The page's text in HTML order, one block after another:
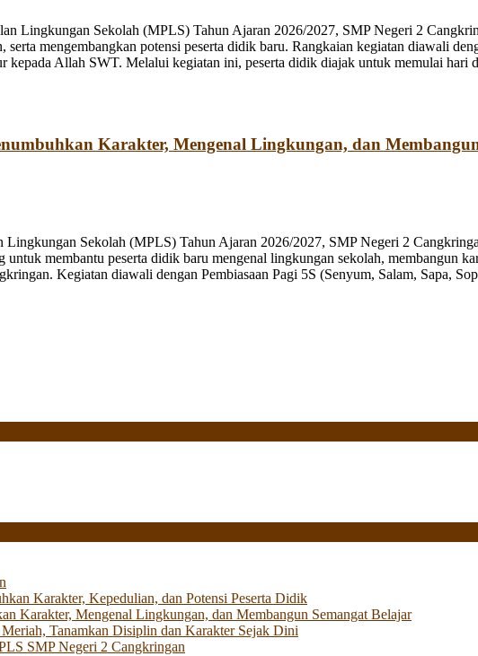
Lingkungan Sekolah (MPLS) Tahun Ajaran 2026/2027, SMP Negeri 2
mengembangkan potensi peserta didik baru. Rangkaian kegiatan diawali
kepada Allah SWT. Melalui kegiatan ini, peserta didik diajak untuk memulai hari
Karakter, Mengenal Lingkungan, dan
Lingkungan Sekolah (MPLS) Tahun Ajaran 2026/2027, SMP Negeri 2
membantu peserta didik baru mengenal lingkungan sekolah, membangun
Kegiatan diawali dengan Pembiasaan Pagi 5S (Senyum, Salam, Sapa,
Karakter, Kepedulian, dan Potensi Peserta Didik
Karakter, Mengenal Lingkungan, dan Membangun Semangat Belajar
Tanamkan Disiplin dan Karakter Sejak Dini
SMP Negeri 2 Cangkringan